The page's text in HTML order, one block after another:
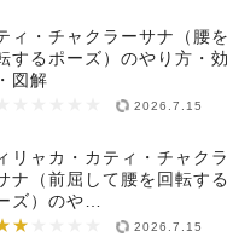
ィ・チャクラーサナ（腰を
するポーズ）のやり方・効
図解
2026.7.15
リャカ・カティ・チャクラ
ナ（前屈して腰を回転する
ズ）のや…
2026.7.15